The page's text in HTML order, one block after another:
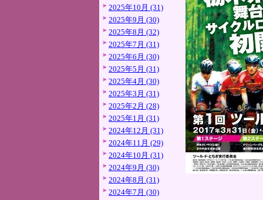
2025年10月 (31)
2025年9月 (30)
2025年8月 (32)
2025年7月 (31)
2025年6月 (30)
2025年5月 (31)
2025年4月 (30)
2025年3月 (31)
2025年2月 (28)
2025年1月 (31)
2024年12月 (31)
2024年11月 (29)
2024年10月 (31)
2024年9月 (30)
2024年8月 (31)
2024年7月 (30)